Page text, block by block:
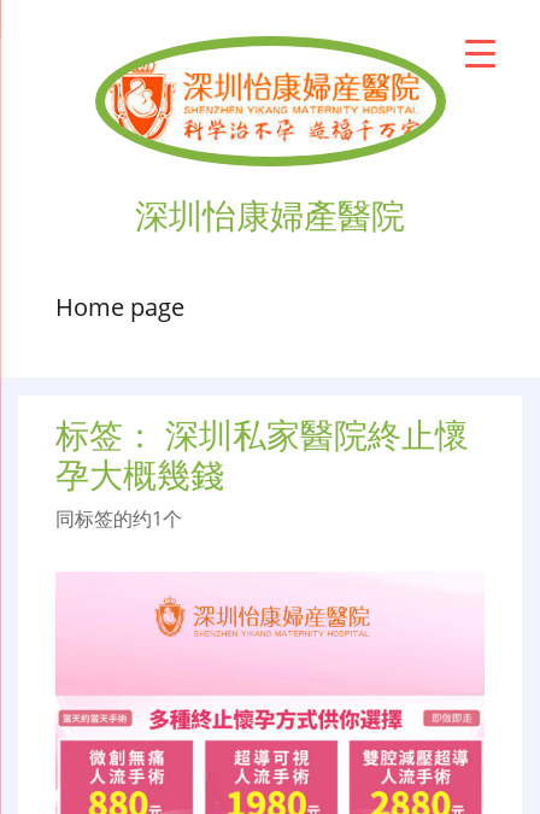
深圳怡康婦產醫院
Home page
标签： 深圳私家醫院終止懷
孕大概幾錢
同标签的约1个